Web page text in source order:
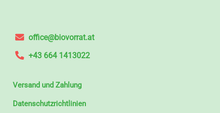
office@biovorrat.at
+43 664 1413022
Versand und Zahlung
Datenschutzrichtlinien